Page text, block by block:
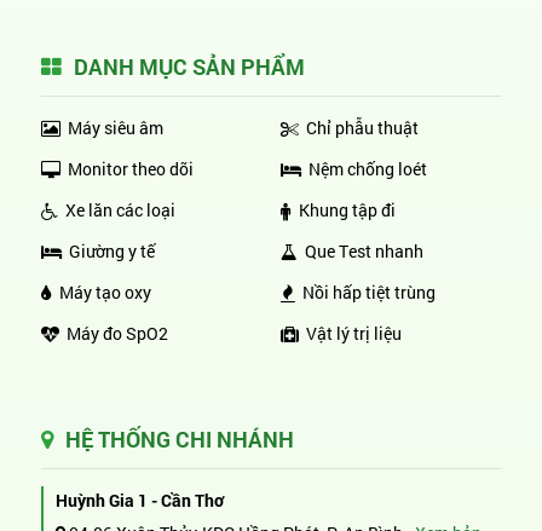
DANH MỤC SẢN PHẨM
Máy siêu âm
Monitor theo dõi
Xe lăn các loại
Giường y tế
Máy tạo oxy
Máy đo SpO2
Chỉ phẫu thuật
Nệm chống loét
Khung tập đi
Que Test nhanh
Nồi hấp tiệt trùng
Vật lý trị liệu
HỆ THỐNG CHI NHÁNH
Huỳnh Gia 1 - Cần Thơ